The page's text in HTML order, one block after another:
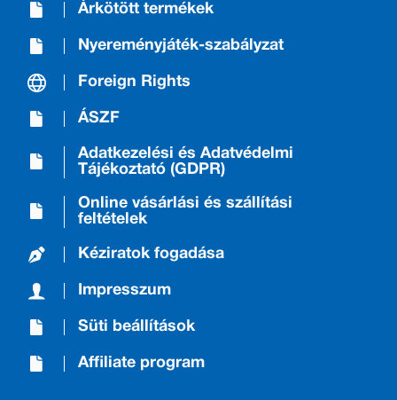
Árkötött termékek
Nyereményjáték-szabályzat
Foreign Rights
ÁSZF
Adatkezelési és Adatvédelmi
Tájékoztató (GDPR)
Online vásárlási és szállítási
feltételek
Kéziratok fogadása
Impresszum
Süti beállítások
Affiliate program